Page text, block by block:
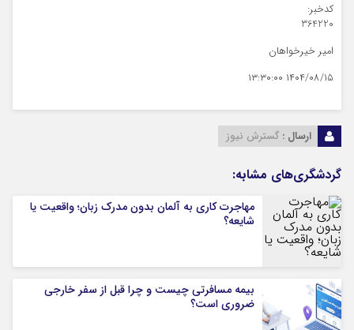
کدخبر:
364220
امیر خیرخواهان
۱۴۰۴/۰۸/۱۵ ۱۳:۳۰:۰۰
ارسال : گسترش نیوز
گردشگری‌های مشابه:
مهاجرت کاری به آلمان بدون مدرک زبان؛ واقعیت یا
شایعه؟
بیمه مسافرتی چیست و چرا قبل از سفر خارجی
ضروری است؟